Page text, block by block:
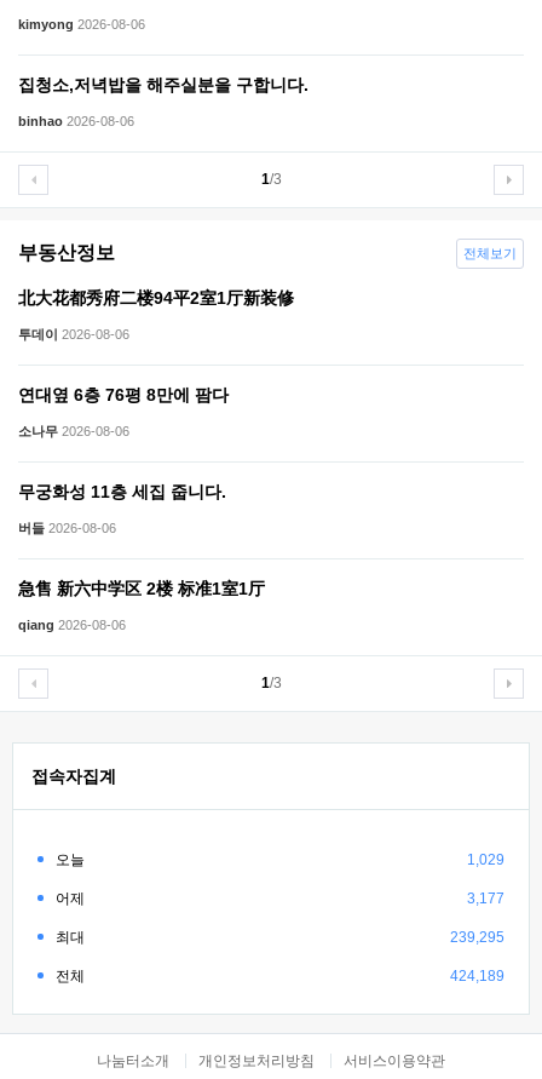
kimyong 2026-08-06
집청소,저녁밥을 해주실분을 구합니다.
binhao 2026-08-06
1/3
부동산정보
北大花都秀府二楼94平2室1厅新装修
투데이 2026-08-06
연대옆 6층 76평 8만에 팜다
소나무 2026-08-06
무궁화성 11층 세집 줍니다.
버들 2026-08-06
急售 新六中学区 2楼 标准1室1厅
qiang 2026-08-06
1/3
전체보기
접속자집계
오늘 1,029
어제 3,177
최대 239,295
전체 424,189
나눔터소개 개인정보처리방침 서비스이용약관